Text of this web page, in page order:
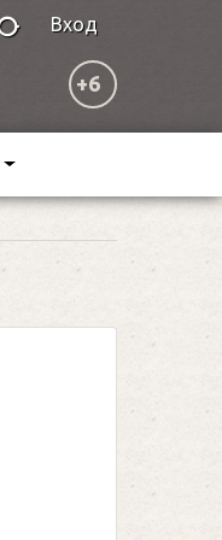
Вход
+6